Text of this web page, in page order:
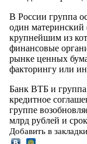
В России группа
один
крупнейшим из
финансовые
рынке ценных
факторингу или
Банк ВТБ и
кредитное
группе
млрд рублей и
Добавить в